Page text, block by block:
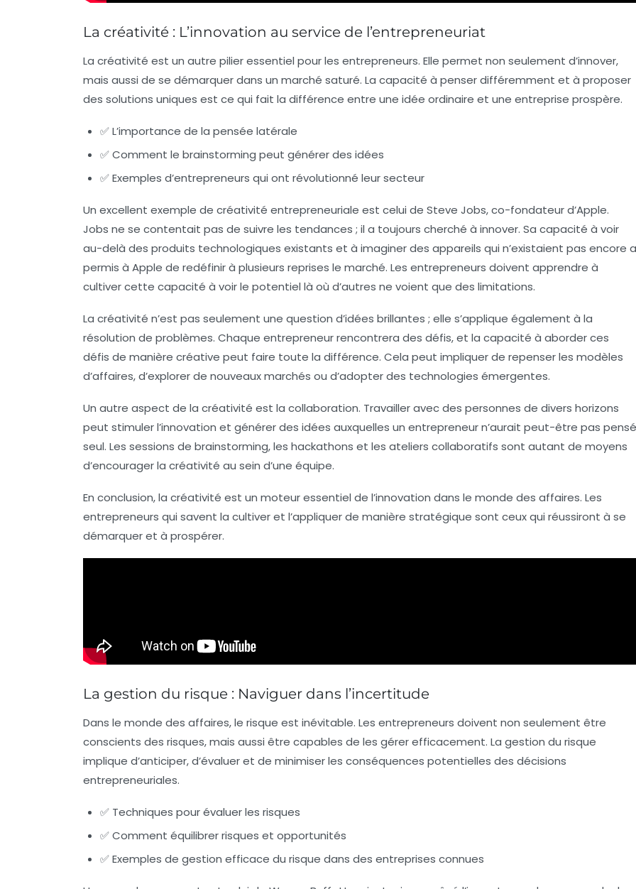
La créativité : L’innovation au service de l’entrepreneuriat
La créativité est un autre pilier essentiel pour les entrepreneurs. Elle permet non seulement d’innover,
mais aussi de se démarquer dans un marché saturé. La capacité à penser différemment et à proposer
des solutions uniques est ce qui fait la différence entre une idée ordinaire et une entreprise prospère.
✅ L’importance de la pensée latérale
✅ Comment le brainstorming peut générer des idées
✅ Exemples d’entrepreneurs qui ont révolutionné leur secteur
Un excellent exemple de créativité entrepreneuriale est celui de Steve Jobs, co-fondateur d’Apple.
Jobs ne se contentait pas de suivre les tendances ; il a toujours cherché à innover. Sa capacité à voir
au-delà des produits technologiques existants et à imaginer des appareils qui n’existaient pas encore a
permis à Apple de redéfinir à plusieurs reprises le marché. Les entrepreneurs doivent apprendre à
cultiver cette capacité à voir le potentiel là où d’autres ne voient que des limitations.
La créativité n’est pas seulement une question d’idées brillantes ; elle s’applique également à la
résolution de problèmes. Chaque entrepreneur rencontrera des défis, et la capacité à aborder ces
défis de manière créative peut faire toute la différence. Cela peut impliquer de repenser les modèles
d’affaires, d’explorer de nouveaux marchés ou d’adopter des technologies émergentes.
Un autre aspect de la créativité est la collaboration. Travailler avec des personnes de divers horizons
peut stimuler l’innovation et générer des idées auxquelles un entrepreneur n’aurait peut-être pas pensé
seul. Les sessions de brainstorming, les hackathons et les ateliers collaboratifs sont autant de moyens
d’encourager la créativité au sein d’une équipe.
En conclusion, la créativité est un moteur essentiel de l’innovation dans le monde des affaires. Les
entrepreneurs qui savent la cultiver et l’appliquer de manière stratégique sont ceux qui réussiront à se
démarquer et à prospérer.
La gestion du risque : Naviguer dans l’incertitude
Dans le monde des affaires, le risque est inévitable. Les entrepreneurs doivent non seulement être
conscients des risques, mais aussi être capables de les gérer efficacement. La gestion du risque
implique d’anticiper, d’évaluer et de minimiser les conséquences potentielles des décisions
entrepreneuriales.
✅ Techniques pour évaluer les risques
✅ Comment équilibrer risques et opportunités
✅ Exemples de gestion efficace du risque dans des entreprises connues